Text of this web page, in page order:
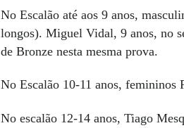
No Escalão até aos 9 anos,
longos). Miguel Vidal, 9 anos, no
de Bronze nesta mesma prova.
No Escalão 10-11 anos, femininos
No escalão 12-14 anos, Tiago